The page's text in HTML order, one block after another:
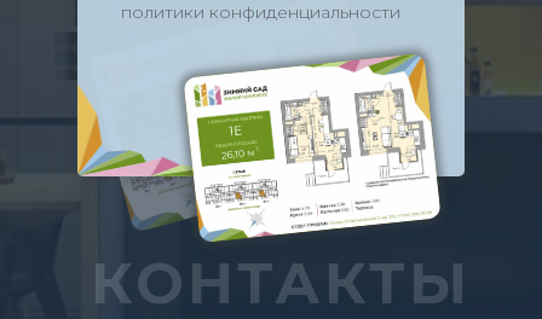
КОНТАКТЫ
политики конфиденциальности